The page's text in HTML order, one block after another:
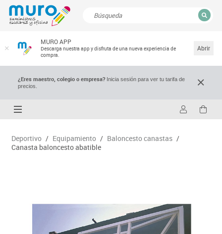
MURO APP
Descarga nuestra app y disfruta de una nueva experiencia de
compra.
Abrir
¿Eres maestro, colegio o empresa?Inicia sesión para ver tu tarifa de
precios.
Deportivo / Equipamiento / Baloncesto canastas /
Canasta baloncesto abatible